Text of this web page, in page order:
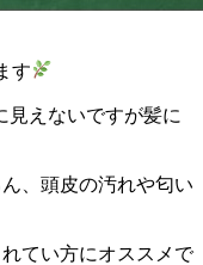
す
見えないですが髪に
、頭皮の汚れや匂い
てい方にオススメで